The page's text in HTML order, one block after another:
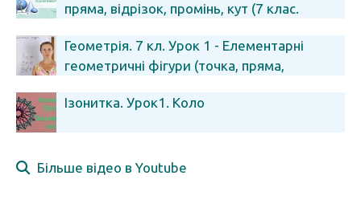
пряма, відрізок, промінь, кут (7 клас.
Геометрія. 7 кл. Урок 1 - Елементарні
геометричні фігури (точка, пряма,
Ізонитка. Урок1. Коло
Більше відео в Youtube